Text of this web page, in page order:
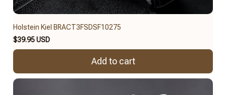
Holstein Kiel BRACT3FSDSF10275
$39.95 USD
Add to cart